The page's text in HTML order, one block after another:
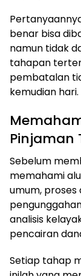
benar bisa
namun tidak
tahapan
pembatalan
kemudian hari.
Pinjaman
Sebelum
memahami
umum, proses
analisis
pencairan
Setiap tahap